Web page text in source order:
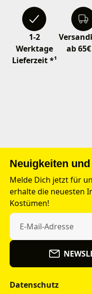
1-2
Werktage
Lieferzeit *¹
ab
Neuigkeiten
Melde Dich jetzt für
erhalte die neuesten
Kostümen!
Datenschutz